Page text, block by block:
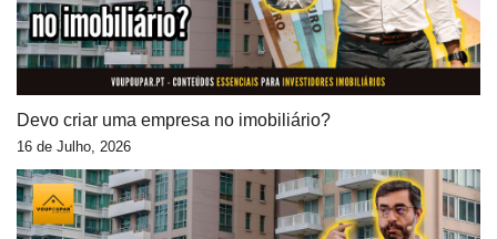
Devo criar uma empresa no imobiliário?
16 de Julho, 2026